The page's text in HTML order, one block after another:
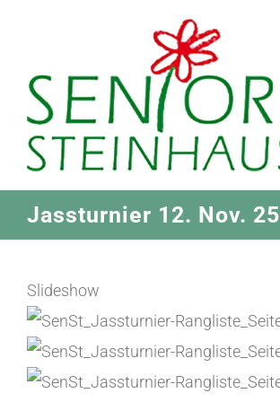
springen
Jassturnier 12. Nov. 25
Slideshow